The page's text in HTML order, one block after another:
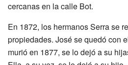
cercanas en la calle Bot.
En 1872, los hermanos Serra se
propiedades. José se quedó con
murió en 1877, se lo dejó a su